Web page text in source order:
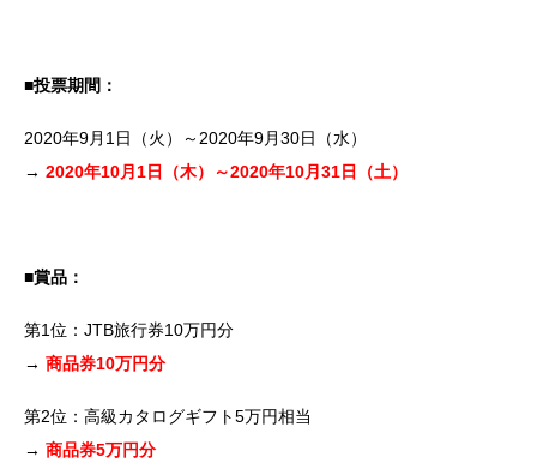
■投票期間：
2020年9月1日（火）～2020年9月30日（水）
→ 2020年10月1日（木）～2020年10月31日（土）
■賞品：
第1位：JTB旅行券10万円分
→ 商品券10万円分
第2位：高級カタログギフト5万円相当
→ 商品券5万円分